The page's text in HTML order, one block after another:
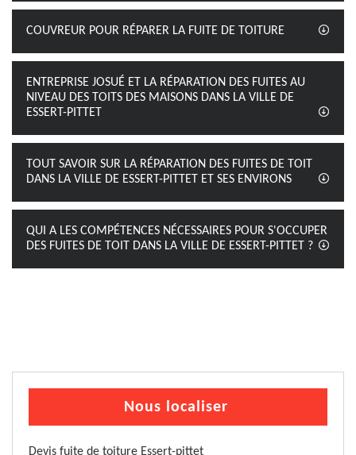
COUVREUR POUR RÉPARER LA FUITE DE TOITURE
ENTREPRISE JOSUÉ ET LA RÉPARATION DES FUITES AU
NIVEAU DES TOITS DES MAISONS DANS LA VILLE DE
ESSERT-PITTET
TOUT SAVOIR SUR LA RÉPARATION DES FUITES DE TOIT
DANS LA VILLE DE ESSERT-PITTET ET SES ENVIRONS
QUI A LES COMPÉTENCES NÉCESSAIRES POUR S'OCCUPER
DES FUITES DE TOIT DANS LA VILLE DE ESSERT-PITTET ?
Nous localiser
Devis fuite de toiture Essert-pittet